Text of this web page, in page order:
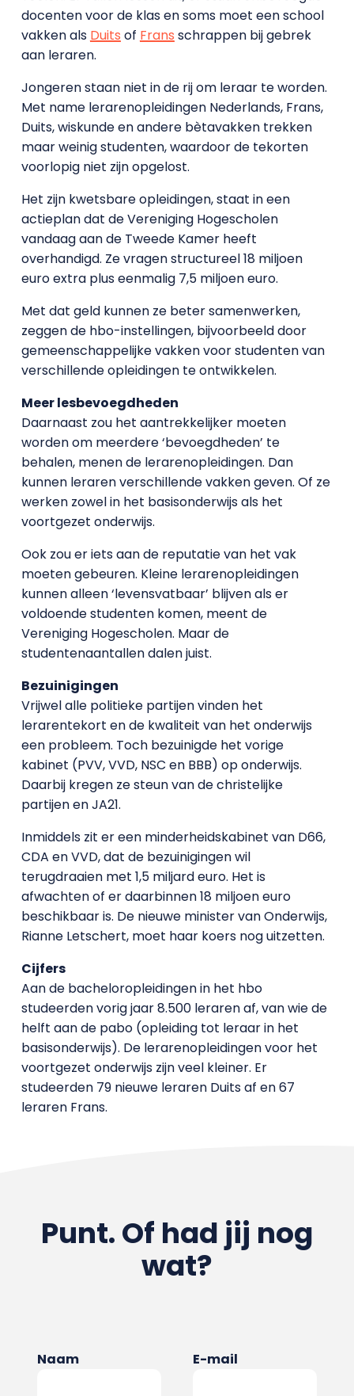
docenten voor de klas en soms moet een school
vakken als Duits of Frans schrappen bij gebrek
aan leraren.
Jongeren staan niet in de rij om leraar te worden.
Met name lerarenopleidingen Nederlands, Frans,
Duits, wiskunde en andere bètavakken trekken
maar weinig studenten, waardoor de tekorten
voorlopig niet zijn opgelost.
Het zijn kwetsbare opleidingen, staat in een
actieplan dat de Vereniging Hogescholen
vandaag aan de Tweede Kamer heeft
overhandigd. Ze vragen structureel 18 miljoen
euro extra plus eenmalig 7,5 miljoen euro.
Met dat geld kunnen ze beter samenwerken,
zeggen de hbo-instellingen, bijvoorbeeld door
gemeenschappelijke vakken voor studenten van
verschillende opleidingen te ontwikkelen.
Meer lesbevoegdheden
Daarnaast zou het aantrekkelijker moeten
worden om meerdere ‘bevoegdheden’ te
behalen, menen de lerarenopleidingen. Dan
kunnen leraren verschillende vakken geven. Of ze
werken zowel in het basisonderwijs als het
voortgezet onderwijs.
Ook zou er iets aan de reputatie van het vak
moeten gebeuren. Kleine lerarenopleidingen
kunnen alleen ‘levensvatbaar’ blijven als er
voldoende studenten komen, meent de
Vereniging Hogescholen. Maar de
studentenaantallen dalen juist.
Bezuinigingen
Vrijwel alle politieke partijen vinden het
lerarentekort en de kwaliteit van het onderwijs
een probleem. Toch bezuinigde het vorige
kabinet (PVV, VVD, NSC en BBB) op onderwijs.
Daarbij kregen ze steun van de christelijke
partijen en JA21.
Inmiddels zit er een minderheidskabinet van D66,
CDA en VVD, dat de bezuinigingen wil
terugdraaien met 1,5 miljard euro. Het is
afwachten of er daarbinnen 18 miljoen euro
beschikbaar is. De nieuwe minister van Onderwijs,
Rianne Letschert, moet haar koers nog uitzetten.
Cijfers
Aan de bacheloropleidingen in het hbo
studeerden vorig jaar 8.500 leraren af, van wie de
helft aan de pabo (opleiding tot leraar in het
basisonderwijs). De lerarenopleidingen voor het
voortgezet onderwijs zijn veel kleiner. Er
studeerden 79 nieuwe leraren Duits af en 67
leraren Frans.
Punt. Of had jij nog
wat?
Naam E-mail